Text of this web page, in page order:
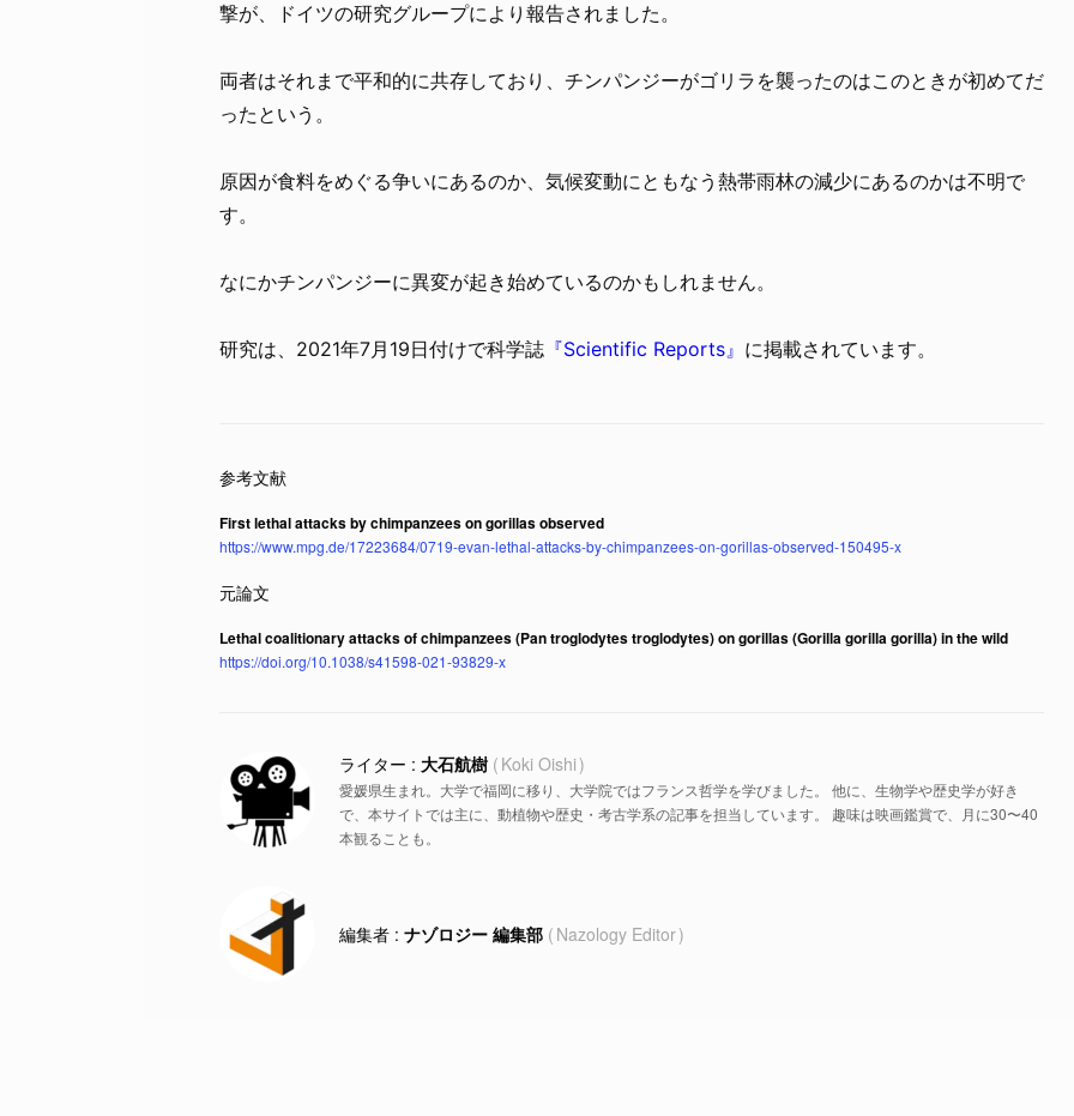
撃が、ドイツの研究グループにより報告されました。
両者はそれまで平和的に共存しており、チンパンジーがゴリラを襲ったのはこのときが初めてだ
ったという。
原因が食料をめぐる争いにあるのか、気候変動にともなう熱帯雨林の減少にあるのかは不明で
す。
なにかチンパンジーに異変が起き始めているのかもしれません。
研究は、2021年7月19日付けで科学誌 『Scientific Reports』 に掲載されています。
First lethal attacks by chimpanzees on gorillas observed
https://www.mpg.de/17223684/0719-evan-lethal-attacks-by-chimpanzees-on-gorillas-observed-150495-x
Lethal coalitionary attacks of chimpanzees (Pan troglodytes troglodytes) on gorillas (Gorilla gorilla gorilla) in the wild
https://doi.org/10.1038/s41598-021-93829-x
大石航樹 Koki Oishi
愛媛県生まれ。大学で福岡に移り、大学院ではフランス哲学を学びました。 他に、生物学や歴史学が好き
で、本サイトでは主に、動植物や歴史・考古学系の記事を担当しています。 趣味は映画鑑賞で、月に30〜40
本観ることも。
ナゾロジー 編集部 Nazology Editor